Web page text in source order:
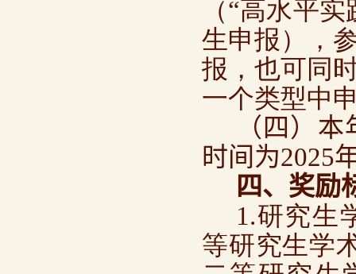
（“高水平
生申报），
报，也可同
一个类型中
（四）
时间为2025
四、奖励
1.研究生
等研究生学